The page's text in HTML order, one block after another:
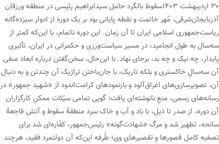
۳۰ اردیبهشت ۱۴۰۳سقوط بالگرد حامل سیدابراهیم رئیسی در منطقه ورزقان
آذربایجان‌شرقی، مٌهر خاتمت و نقطه پایانی بود بر یک دوره از ادوار سیزده‌گانه
ریاست‌جمهوری اسلامی ایران تا آن زمان. این دوره ناتمام، با این‌که کمتر از
سه‌سال به طول انجامید، در مسیر سیاست‌ورزی و حکمرانی در ایران، تأثیری
پایدار، چه نیک و چه بد، برجای نهاد. با این‌حال، سخن‌گفتن درباره ابعاد منفی
آن سه‌سالِ خاکستری و بلکه تاریک، با جان‌باختن تراژیک آن چندتن و به دنبال
آن، تصویرسازی‌های اغراق‌آلود و بازنمودهای کرامت‌اندود از «شهید جمهور» در
رسانه‌های رسمی، منعِ نانوشته‌ای یافت؛ گویی تمامی سیّئات ممکنِ کارگزاران
آن دوره، از صدر تا ذیل، با باد و آب و خاک سرد منطقۀ سقوط و آتش فاجعۀ
سانحه، تطهیر شد و مرگ «شهادت‌گونه» رئیس‌جمهور، کفّاره‌ای شد برای
تصفیه کامل قصورها و تقصیرهای وی؛ طُرفه این‌که آن دولتمرد فقید، هرچند